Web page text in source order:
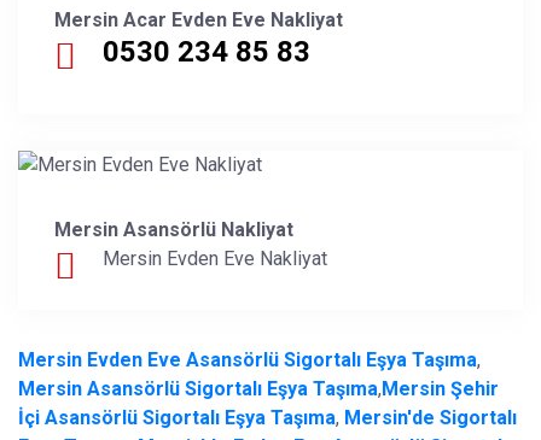
Mersin Acar Evden Eve Nakliyat
0530 234 85 83
Mersin Asansörlü Nakliyat
Mersin Evden Eve Nakliyat
Mersin Evden Eve Asansörlü Sigortalı Eşya Taşıma,
Mersin Asansörlü Sigortalı Eşya Taşıma,Mersin Şehir
İçi Asansörlü Sigortalı Eşya Taşıma, Mersin'de Sigortalı